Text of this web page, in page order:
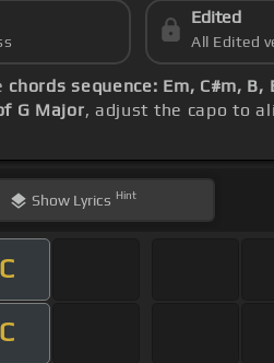
Edited
All Edited
chords sequence: Em, C#m, B,
G Major, adjust the capo to
Show Lyrics Hint
C
C